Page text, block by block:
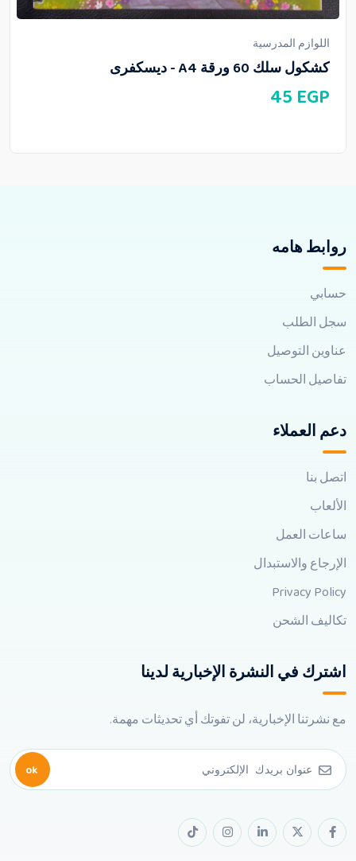
اللوازم المدرسية
كشكول سلك 60 ورقة A4 - ديسكفرى
45 EGP
روابط هامه
حسابي
سجل الطلب
عناوين التوصيل
تفاصيل الحساب
دعم العملاء
اتصل بنا
الألعاب
ساعات العمل
الإرجاع والاستبدال
Privacy Policy
تكاليف الشحن
اشترك في النشرة الإخبارية لدينا
مع نشرتنا الإخبارية، لن تفوتك أي تحديثات مهمة.
ok